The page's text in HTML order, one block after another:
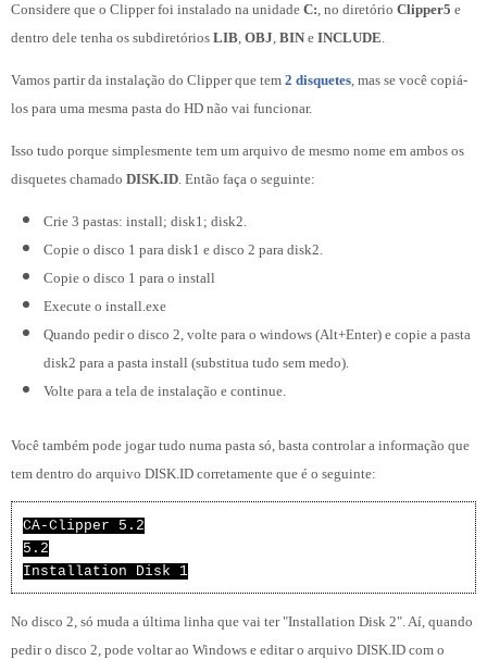
Considere que o Clipper foi instalado na unidade C:, no diretório Clipper5 e
dentro dele tenha os subdiretórios LIB, OBJ, BIN e INCLUDE.
Vamos partir da instalação do Clipper que tem 2 disquetes, mas se você copiá-
los para uma mesma pasta do HD não vai funcionar.
Isso tudo porque simplesmente tem um arquivo de mesmo nome em ambos os
disquetes chamado DISK.ID . Então faça o seguinte:
Crie 3 pastas: install; disk1; disk2.
Copie o disco 1 para disk1 e disco 2 para disk2.
Copie o disco 1 para o install
Execute o install.exe
Quando pedir o disco 2, volte para o windows (Alt+Enter) e copie a pasta
disk2 para a pasta install (substitua tudo sem medo).
Volte para a tela de instalação e continue.
Você também pode jogar tudo numa pasta só, basta controlar a informação que
tem dentro do arquivo DISK.ID corretamente que é o seguinte:
CA-Clipper 5.2
5.2
Installation Disk 1
No disco 2, só muda a última linha que vai ter "Installation Disk 2". Aí, quando
pedir o disco 2, pode voltar ao Windows e editar o arquivo DISK.ID com o